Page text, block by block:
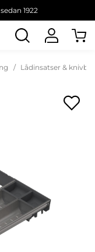
1922
Lådinsatser &